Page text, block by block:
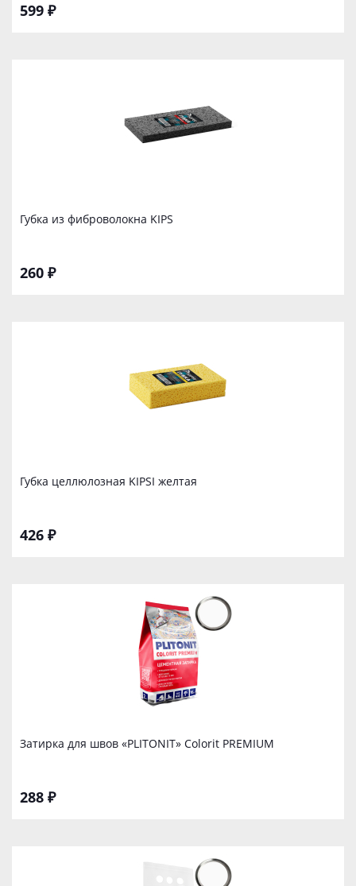
599 ₽
Губка из фиброволокна KIPS
260 ₽
Губка целлюлозная KIPSI желтая
426 ₽
Затирка для швов «PLITONIT» Colorit PREMIUM
288 ₽